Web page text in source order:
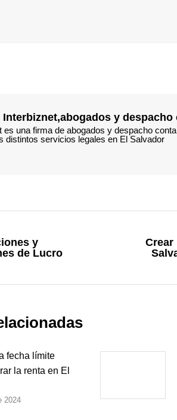
Interbiznet,abogados y despacho
es una firma de abogados y despacho
distintos servicios legales en El Salvador
y
de Lucro
Crear
fecha límite
la renta en El
2024